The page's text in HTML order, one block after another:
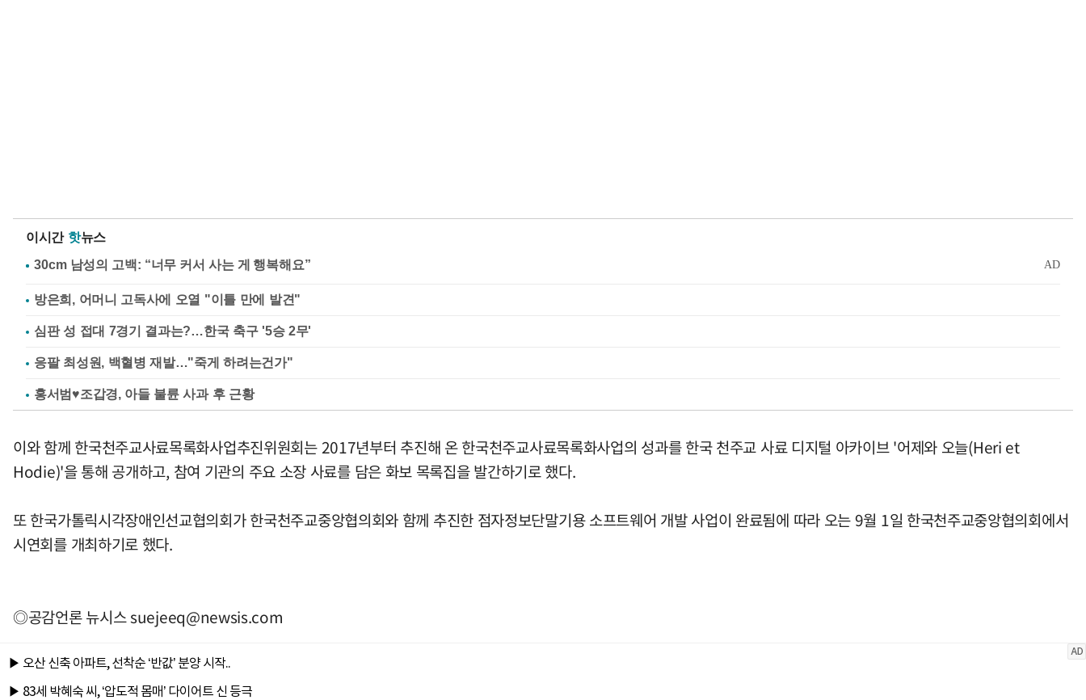
이시간 핫뉴스
방은희, 어머니 고독사에 오열 "이틀 만에 발견"
심판 성 접대 7경기 결과는?…한국 축구 '5승 2무'
응팔 최성원, 백혈병 재발…"죽게 하려는건가"
홍서범♥조갑경, 아들 불륜 사과 후 근황
이와 함께 한국천주교사료목록화사업추진위원회는 2017년부터 추진해 온 한국천주교사료목록화사업의 성과를 한국 천주교 사료 디지털 아카이브 '어제와 오늘(Heri et
Hodie)'을 통해 공개하고, 참여 기관의 주요 소장 사료를 담은 화보 목록집을 발간하기로 했다.
또 한국가톨릭시각장애인선교협의회가 한국천주교중앙협의회와 함께 추진한 점자정보단말기용 소프트웨어 개발 사업이 완료됨에 따라 오는 9월 1일 한국천주교중앙협의회에서
시연회를 개최하기로 했다.
◎공감언론 뉴시스suejeeq@newsis.com